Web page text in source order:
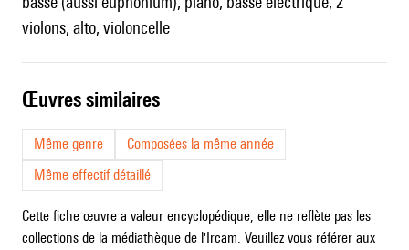
violons, alto, violoncelle
œuvres similaires
Même genre
Composées la même année
Même effectif détaillé
Cette fiche œuvre a valeur encyclopédique, elle ne reflète pas les
collections de la médiathèque de l'Ircam. Veuillez vous référer aux